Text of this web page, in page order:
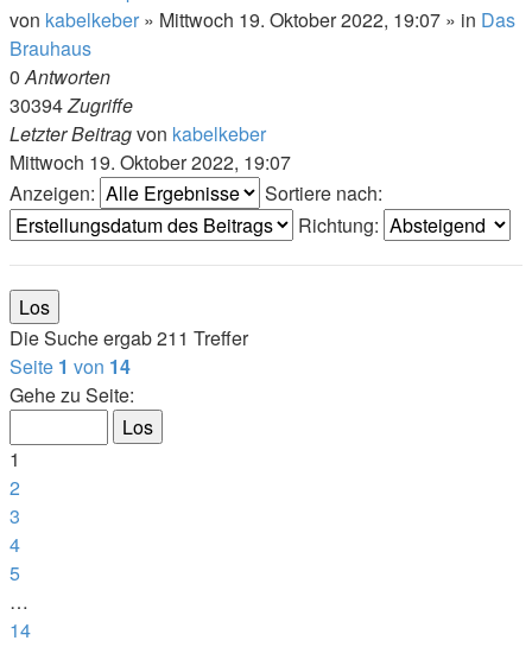
von kabelkeber » Mittwoch 19. Oktober 2022, 19:07 » in Das
Brauhaus
0Antworten
30394Zugriffe
Letzter Beitragvon kabelkeber
Mittwoch 19. Oktober 2022, 19:07
Anzeigen:
Sortiere nach:
Richtung:
Die Suche ergab 211 Treffer
Seite 1 von 14
Gehe zu Seite:
1
2
3
4
5
…
14